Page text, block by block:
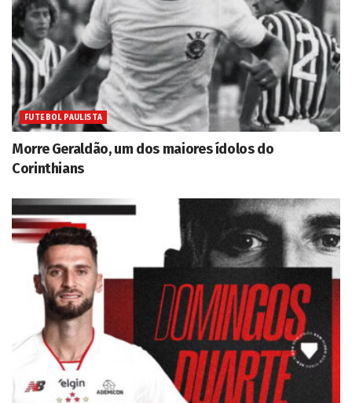
FUTEBOL PAULISTA
Morre Geraldão, um dos maiores ídolos do
Corinthians